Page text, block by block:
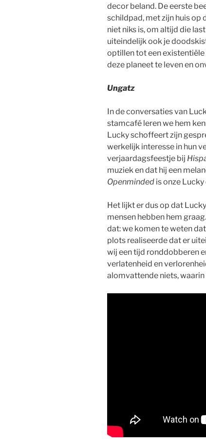
decor beland. De eerste
schildpad, met zijn huis op
niet niks is, om altijd die
uiteindelijk ook je
optillen tot een
deze planeet te leven en
Ungatz
In de conversaties van
stamcafé leren we hem
Lucky schoffeert zijn
werkelijk interesse in hun
verjaardagsfeestje bij
muziek en dat hij een
Openminded is onze
Het lijkt er dus op dat
mensen hebben hem
dat: we komen te weten
plots realiseerde dat er
wij een tijd ronddobberen
verlatenheid en
alomvattende niets,